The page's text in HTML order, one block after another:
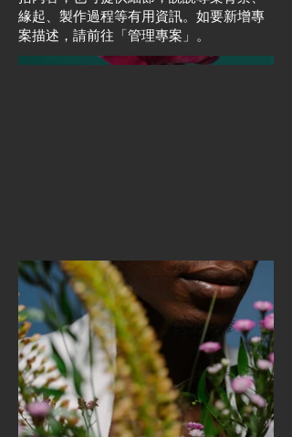
緣起、製作過程等有用資訊。如要新增專
案描述，請前往「管理專案」。